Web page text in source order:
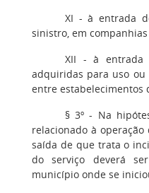
XI - à entrada
sinistro, em
XII - à entrada
adquiridas para uso ou
entre estabelecimentos
§ 3º - Na
relacionado à
saída de que trata o
do serviço deverá
município onde se